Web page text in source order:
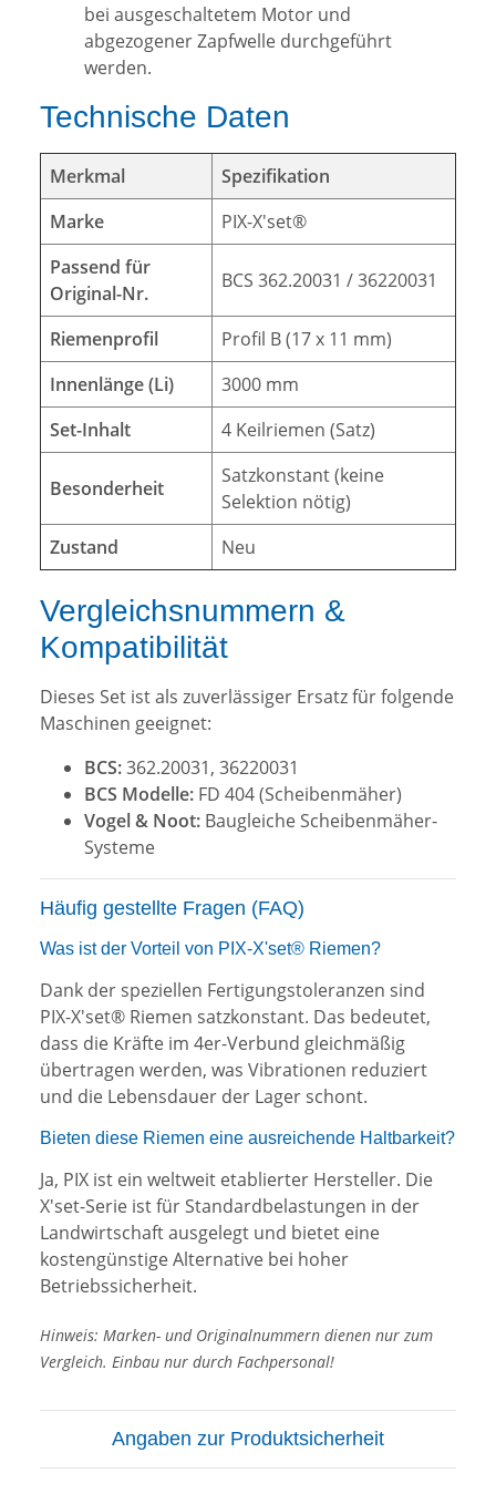
bei ausgeschaltetem Motor und
abgezogener Zapfwelle durchgeführt
werden.
Technische Daten
Merkmal
Spezifikation
Marke
PIX-X'set®
Passend für
Original-Nr.
BCS 362.20031 / 36220031
Riemenprofil
Profil B (17 x 11 mm)
Innenlänge (Li)
3000 mm
Set-Inhalt
4 Keilriemen (Satz)
Besonderheit
Satzkonstant (keine
Selektion nötig)
Zustand
Neu
Vergleichsnummern &
Kompatibilität
Dieses Set ist als zuverlässiger Ersatz für folgende
Maschinen geeignet:
BCS:362.20031, 36220031
BCS Modelle: FD 404 (Scheibenmäher)
Vogel & Noot: Baugleiche Scheibenmäher-
Systeme
Häufig gestellte Fragen (FAQ)
Was ist der Vorteil von PIX-X'set® Riemen?
Dank der speziellen Fertigungstoleranzen sind
PIX-X'set® Riemen satzkonstant. Das bedeutet,
dass die Kräfte im 4er-Verbund gleichmäßig
übertragen werden, was Vibrationen reduziert
und die Lebensdauer der Lager schont.
Bieten diese Riemen eine ausreichende Haltbarkeit?
Ja, PIX ist ein weltweit etablierter Hersteller. Die
X'set-Serie ist für Standardbelastungen in der
Landwirtschaft ausgelegt und bietet eine
kostengünstige Alternative bei hoher
Betriebssicherheit.
Hinweis: Marken- und Originalnummern dienen nur zum
Vergleich. Einbau nur durch Fachpersonal!
Angaben zur Produktsicherheit